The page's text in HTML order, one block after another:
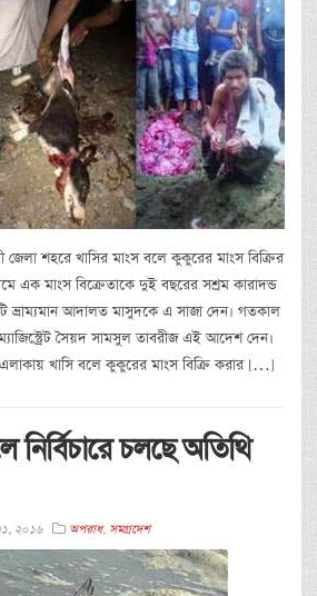
জেলা শহরে খাসির মাংস বলে কুকুরের মাংস বিক্রির
এক মাংস বিক্রেতাকে দুই বছরের সশ্রম কারাদন্ড
ভ্রাম্যমান আদালত মাসুদকে এ সাজা দেন। গতকাল
ম্যাজিস্ট্রেট সৈয়দ সামসুল তাবরীজ এই আদেশ দেন।
খাসি বলে কুকুরের মাংস বিক্রি করার […]
নির্বিচারে চলছে অতিথি
2016 অপরাধ, সমগ্রদেশ